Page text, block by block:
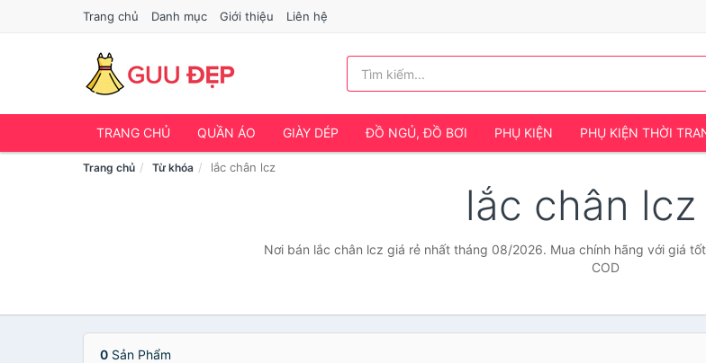
Trang chủ Danh mục Giới thiệu Liên hệ
TRANG CHỦ QUẦN ÁO GIÀY DÉP ĐỒ NGỦ, ĐỒ BƠI PHỤ KIỆN PHỤ KIỆN THỜI
Trang chủ Từ khóa lắc chân lcz
lắc chân lcz
Nơi bán lắc chân lcz giá rẻ nhất tháng 08/2026. Mua chính hãng với giá
COD
0 Sản Phẩm